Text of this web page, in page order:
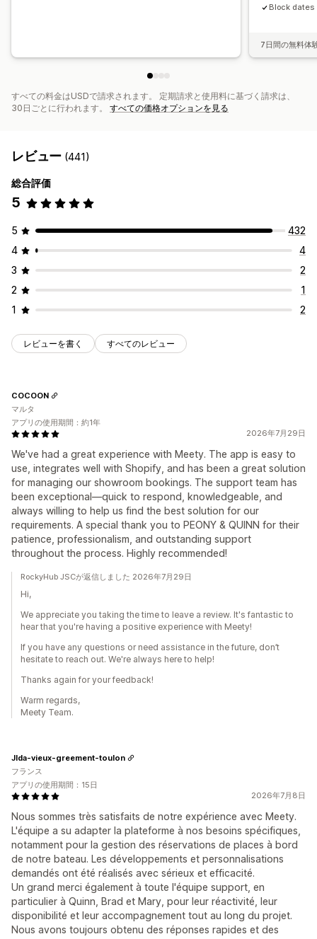
Block dates
7日間の無料体
すべての料金はUSDで請求されます。 定期請求と使用料に基づく請求は、
30日ごとに行われます。 すべての価格オプションを見る
レビュー (441)
総合評価
5
5
432
4
4
3
2
2
1
1
2
レビューを書く すべてのレビュー
2026年7月29日
We've had a great experience with Meety. The app is easy to
use, integrates well with Shopify, and has been a great solution
for managing our showroom bookings. The support team has
been exceptional—quick to respond, knowledgeable, and
always willing to help us find the best solution for our
requirements. A special thank you to PEONY & QUINN for their
patience, professionalism, and outstanding support
throughout the process. Highly recommended!
COCOON
マルタ
アプリの使用期間：約1年
RockyHub JSCが返信しました 2026年7月29日
Hi,
We appreciate you taking the time to leave a review. It's fantastic to
hear that you're having a positive experience with Meety!
If you have any questions or need assistance in the future, don’t
hesitate to reach out. We're always here to help!
Thanks again for your feedback!
Warm regards,
Meety Team.
2026年7月8日
Nous sommes très satisfaits de notre expérience avec Meety.
L'équipe a su adapter la plateforme à nos besoins spécifiques,
notamment pour la gestion des réservations de places à bord
de notre bateau. Les développements et personnalisations
demandés ont été réalisés avec sérieux et efficacité.
Un grand merci également à toute l'équipe support, en
particulier à Quinn, Brad et Mary, pour leur réactivité, leur
disponibilité et leur accompagnement tout au long du projet.
Nous avons toujours obtenu des réponses rapides et des
Jlda-vieux-greement-toulon
フランス
アプリの使用期間：15日